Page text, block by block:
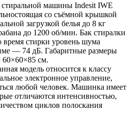
машины Indesit IWE
со съёмной крышкой
загрузкой белья до 8 кг
до 1200 об/мин. Бак стиралки
стирки уровень шума
— 74 дБ. Габаритные размеры
см.
модель относится к классу
электронное управление,
любой человек. Машинка имеет
отличаются интенсивностью,
циклов полоскания